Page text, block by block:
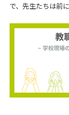
で、先生たちは前